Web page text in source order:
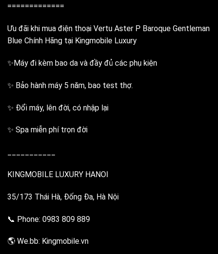
=============
Ưu đãi khi mua điện thoại Vertu Aster P Baroque Gentleman
Blue Chính Hãng tại Kingmobile Luxury
✨Máy đi kèm bao da và đầy đủ các phụ kiện
✨ Bảo hành máy 5 năm, bao test thợ.
✨ Đổi máy, lên đời, có nhập lại
✨ Spa miễn phí trọn đời
KINGMOBILE LUXURY HANOI
35/173 Thái Hà, Đống Đa, Hà Nội
📞 Phone: 0983 809 889
🌎 We.bb: Kingmobile.vn